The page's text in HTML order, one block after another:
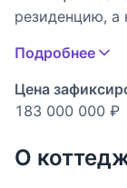
резиденцию, а
правильной
создающие
пространства
коммуникации
Подробнее
Цена
183 000 000 ₽
О